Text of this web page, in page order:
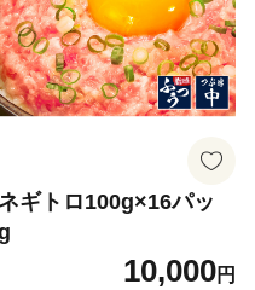
ギトロ100g×16パッ
10,000円